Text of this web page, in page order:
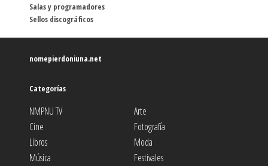
Salas y programadores
Sellos discográficos
nomepierdoniuna.net
Categorías
NMPNU TV
Arte
Cine
Fotografía
Libros
Moda
Música
Festivales